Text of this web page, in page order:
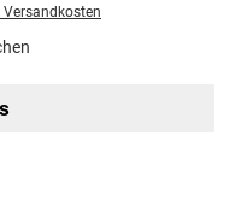
Versandkosten